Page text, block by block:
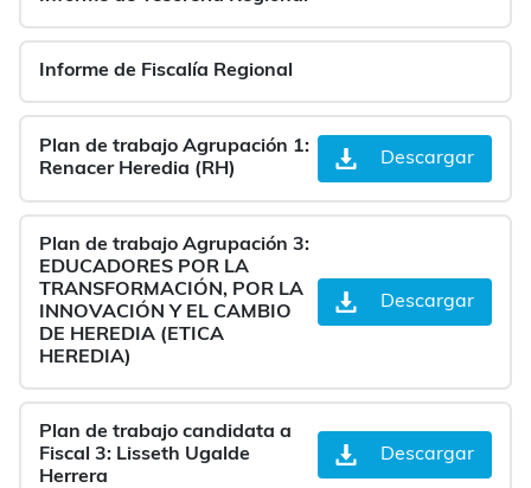
Informe de Fiscalía Regional
Plan de trabajo Agrupación 1:
Renacer Heredia (RH)
Descargar
Plan de trabajo Agrupación 3:
EDUCADORES POR LA
TRANSFORMACIÓN, POR LA
INNOVACIÓN Y EL CAMBIO
DE HEREDIA (ETICA
HEREDIA)
Descargar
Plan de trabajo candidata a
Fiscal 3: Lisseth Ugalde
Herrera
Descargar